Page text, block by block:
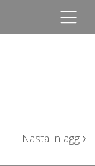
Nästa inlägg